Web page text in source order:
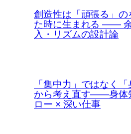
創造性は「頑張る」の
た時に生まれる ——
入・リズムの設計論
「集中力」ではなく「
から考え直す――身体
ロー × 深い仕事